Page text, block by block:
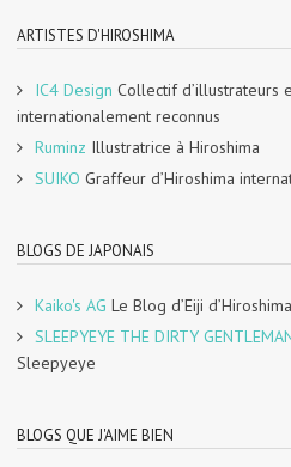
ARTISTES D'HIROSHIMA
IC4 Design Collectif d’illustrateurs
internationalement reconnus
Ruminz Illustratrice à Hiroshima
SUIKO Graffeur d’Hiroshima
BLOGS DE JAPONAIS
Kaiko's AG Le Blog d’Eiji
SLEEPYEYE THE DIRTY
Sleepyeye
BLOGS QUE J'AIME BIEN